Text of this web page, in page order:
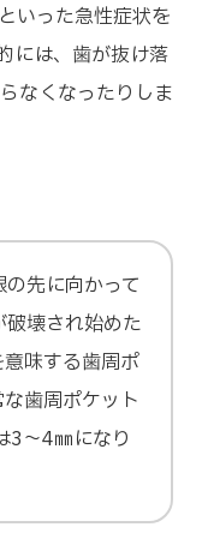
いった急性症状を
には、歯が抜け落
なくなったりしま
先に向かって
壊され始めた
味する歯周ポ
歯周ポケット
3～4㎜になり